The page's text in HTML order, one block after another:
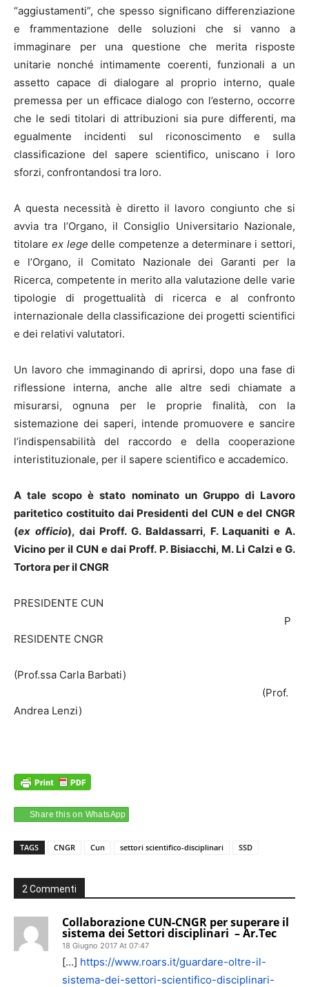
“aggiustamenti”, che spesso significano differenziazione
e frammentazione delle soluzioni che si vanno a
immaginare per una questione che merita risposte
unitarie nonché intimamente coerenti, funzionali a un
assetto capace di dialogare al proprio interno, quale
premessa per un efficace dialogo con l’esterno, occorre
che le sedi titolari di attribuzioni sia pure differenti, ma
egualmente incidenti sul riconoscimento e sulla
classificazione del sapere scientifico, uniscano i loro
sforzi, confrontandosi tra loro.
A questa necessità è diretto il lavoro congiunto che si
avvia tra l’Organo, il Consiglio Universitario Nazionale,
titolare ex lege delle competenze a determinare i settori,
e l’Organo, il Comitato Nazionale dei Garanti per la
Ricerca, competente in merito alla valutazione delle varie
tipologie di progettualità di ricerca e al confronto
internazionale della classificazione dei progetti scientifici
e dei relativi valutatori.
Un lavoro che immaginando di aprirsi, dopo una fase di
riflessione interna, anche alle altre sedi chiamate a
misurarsi, ognuna per le proprie finalità, con la
sistemazione dei saperi, intende promuovere e sancire
l’indispensabilità del raccordo e della cooperazione
interistituzionale, per il sapere scientifico e accademico.
A tale scopo è stato nominato un Gruppo di Lavoro
paritetico costituito dai Presidenti del CUN e del CNGR
(ex officio), dai Proff. G. Baldassarri, F. Laquaniti e A.
Vicino per il CUN e dai Proff. P. Bisiacchi, M. Li Calzi e G.
Tortora per il CNGR
PRESIDENTE CUN
P
RESIDENTE CNGR
(Prof.ssa Carla Barbati)
(Prof.
Andrea Lenzi)
Share this on WhatsApp
TAGS CNGR Cun settori scientifico-disciplinari SSD
2 Commenti
Collaborazione CUN-CNGR per superare il
sistema dei Settori disciplinari – Ar.Tec
18 Giugno 2017 At 07:47
[…] https://www.roars.it/guardare-oltre-il-
sistema-dei-settori-scientifico-disciplinari-